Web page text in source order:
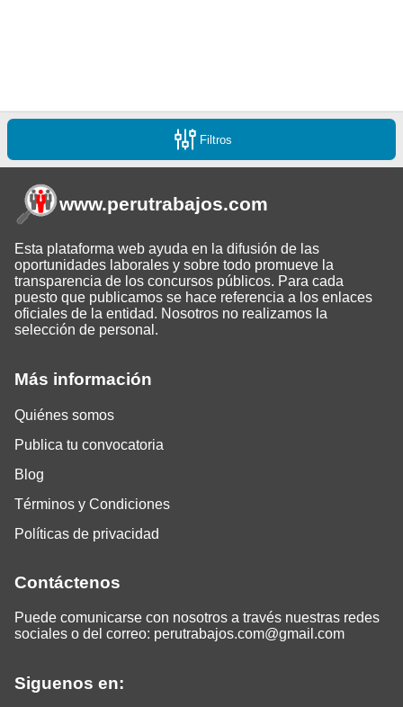
Filtros
Más información
Quiénes somos
Publica tu convocatoria
Blog
Términos y Condiciones
Políticas de privacidad
Contáctenos
Puede comunicarse con nosotros a través nuestras redes
sociales o del correo: perutrabajos.com@gmail.com
Siguenos en:
www.perutrabajos.com
Esta plataforma web ayuda en la difusión de las
oportunidades laborales y sobre todo promueve la
transparencia de los concursos públicos. Para cada
puesto que publicamos se hace referencia a los enlaces
oficiales de la entidad. Nosotros no realizamos la
selección de personal.